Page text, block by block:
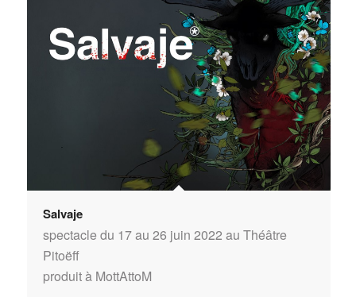
Salvaje
spectacle du 17 au 26 juin 2022 au Théâtre
Pitoëff
produit à MottAttoM